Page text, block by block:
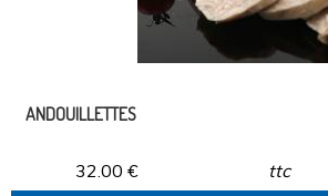
ANDOUILLETTES
32.00 € ttc